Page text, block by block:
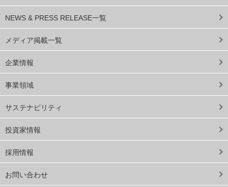
NEWS & PRESS RELEASE一覧
メディア掲載一覧
企業情報
事業領域
サステナビリティ
投資家情報
採用情報
お問い合わせ